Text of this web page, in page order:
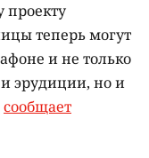
проекту
теперь могут
и не только
эрудиции, но и
сообщает